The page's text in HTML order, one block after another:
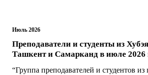
Июль 2026
Преподаватели и студенты из
Ташкент и Самарканд в июле 2026
“Группа преподавателей и студентов